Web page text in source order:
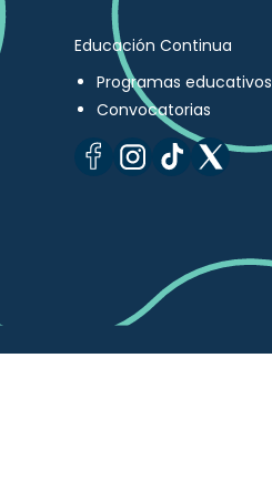
Educación Continua
Programas educativos
Convocatorias